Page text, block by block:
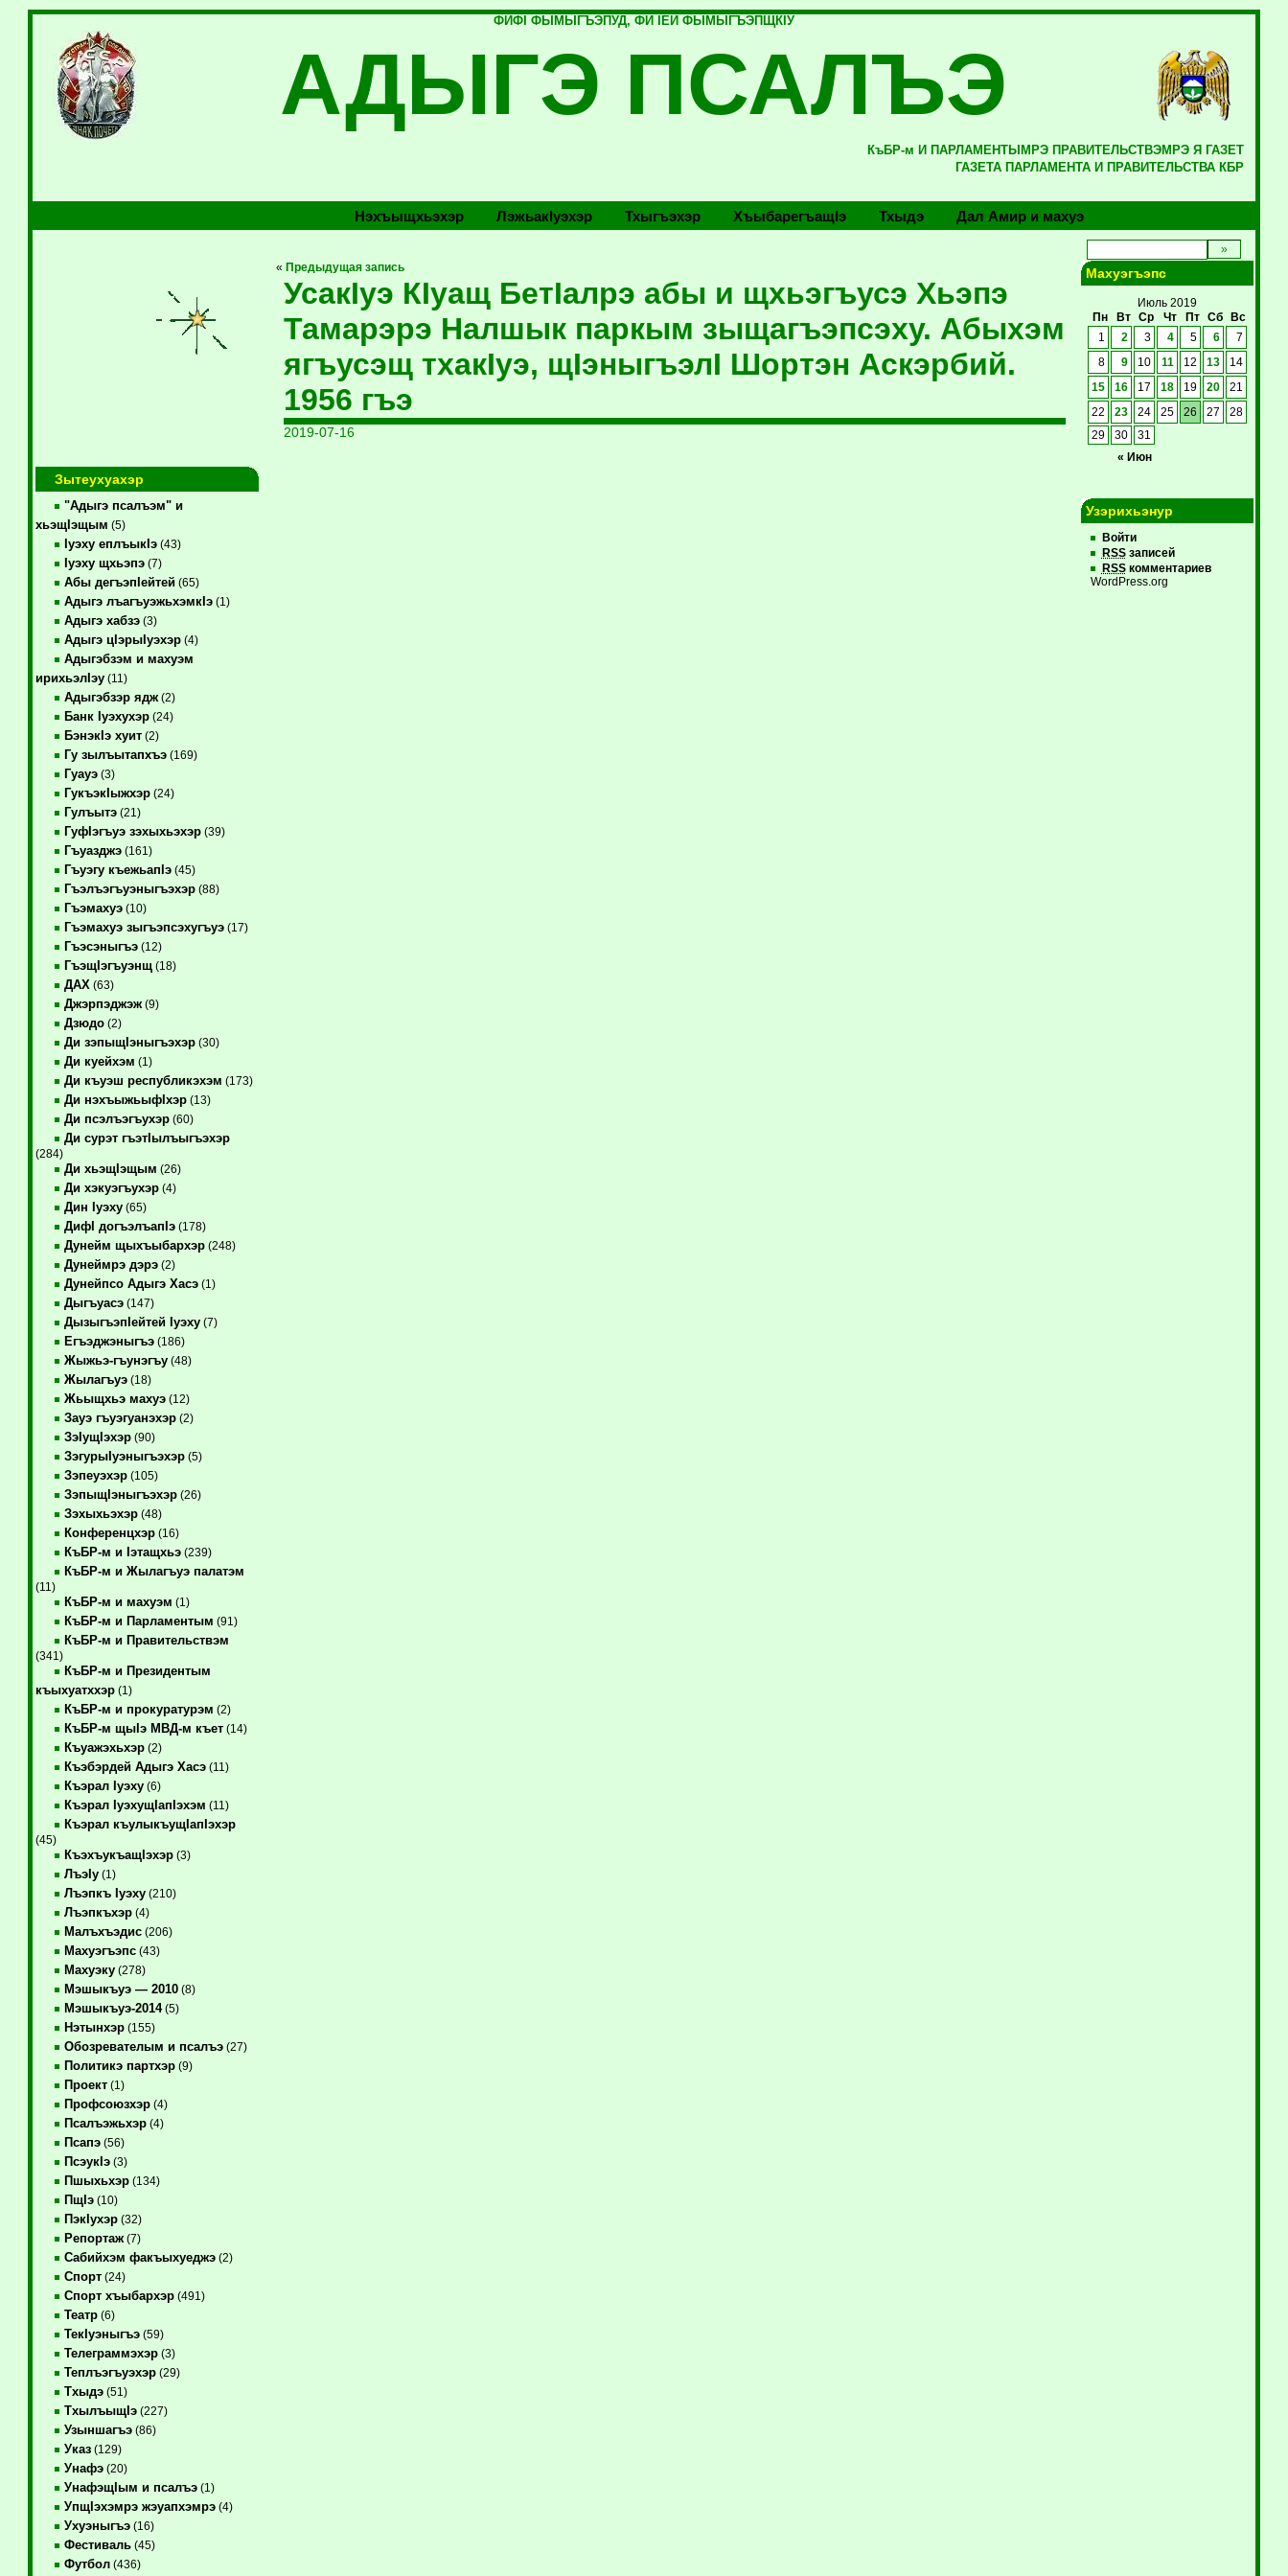
ФИФI ФЫМЫГЪЭПУД, ФИ IЕЙ ФЫМЫГЪЭПЩКIУ
АДЫГЭ ПСАЛЪЭ
КъБР-м И ПАРЛАМЕНТЫМРЭ ПРАВИТЕЛЬСТВЭМРЭ Я ГАЗЕТ
ГАЗЕТА ПАРЛАМЕНТА И ПРАВИТЕЛЬСТВА КБР
Нэхъыщхьэхэр Лэжьакlуэхэр Тхыгъэхэр Хъыбарегъащlэ Тхыдэ Дал Амир и махуэ
Зытеухуахэр
"Адыгэ псалъэм" и
хьэщIэщым (5)
Iуэху еплъыкIэ(43)
Iуэху щхьэпэ(7)
Абы дегъэпIейтей(65)
Адыгэ лъагъуэжьхэмкIэ(1)
Адыгэ хабзэ(3)
Адыгэ цIэрыIуэхэр(4)
Адыгэбзэм и махуэм
ирихьэлIэу(11)
Адыгэбзэр ядж(2)
Банк Iуэхухэр(24)
БэнэкIэ хуит(2)
Гу зылъытапхъэ(169)
Гуауэ(3)
ГукъэкIыжхэр(24)
Гулъытэ(21)
ГуфIэгъуэ зэхыхьэхэр(39)
Гъуазджэ(161)
Гъуэгу къежьапIэ(45)
Гъэлъэгъуэныгъэхэр(88)
Гъэмахуэ(10)
Гъэмахуэ зыгъэпсэхугъуэ(17)
Гъэсэныгъэ(12)
ГъэщIэгъуэнщ(18)
ДАХ (63)
Джэрпэджэж(9)
Дзюдо(2)
Ди зэпыщIэныгъэхэр(30)
Ди куейхэм (1)
Ди къуэш республикэхэм (173)
Ди нэхъыжьыфIхэр(13)
Ди псэлъэгъухэр(60)
Ди сурэт гъэтIылъыгъэхэр
(284)
Ди хьэщIэщым (26)
Ди хэкуэгъухэр(4)
Дин Iуэху(65)
ДифI догъэлъапIэ(178)
Дунейм щыхъыбархэр(248)
Дунеймрэ дэрэ(2)
Дунейпсо Адыгэ Хасэ(1)
Дыгъуасэ(147)
ДызыгъэпIейтей Iуэху(7)
Егъэджэныгъэ(186)
Жыжьэ-гъунэгъу(48)
Жылагъуэ(18)
Жьыщхьэ махуэ(12)
Зауэ гъуэгуанэхэр(2)
ЗэIущIэхэр(90)
ЗэгурыIуэныгъэхэр(5)
Зэпеуэхэр(105)
ЗэпыщIэныгъэхэр(26)
Зэхыхьэхэр(48)
Конференцхэр(16)
КъБР-м и Iэтащхьэ(239)
КъБР-м и Жылагъуэ палатэм
(11)
КъБР-м и махуэм (1)
КъБР-м и Парламентым (91)
КъБР-м и Правительствэм
(341)
КъБР-м и Президентым
къыхуатххэр(1)
КъБР-м и прокуратурэм (2)
КъБР-м щыIэ МВД-м къет(14)
Къуажэхьхэр(2)
Къэбэрдей Адыгэ Хасэ(11)
Къэрал Iуэху(6)
Къэрал IуэхущIапIэхэм (11)
Къэрал къулыкъущIапIэхэр
(45)
КъэхъукъащIэхэр(3)
ЛъэIу(1)
Лъэпкъ Iуэху(210)
Лъэпкъхэр(4)
Малъхъэдис(206)
Махуэгъэпс(43)
Махуэку(278)
Мэшыкъуэ — 2010(8)
Мэшыкъуэ-2014(5)
Нэтынхэр(155)
Обозревателым и псалъэ(27)
Политикэ партхэр(9)
Проект(1)
Профсоюзхэр(4)
Псалъэжьхэр(4)
Псапэ(56)
ПсэукIэ(3)
Пшыхьхэр(134)
ПщIэ(10)
ПэкIухэр(32)
Репортаж(7)
Сабийхэм факъыхуеджэ(2)
Спорт(24)
Спорт хъыбархэр(491)
Театр(6)
ТекIуэныгъэ(59)
Телеграммэхэр(3)
Теплъэгъуэхэр(29)
Тхыдэ(51)
ТхылъыщIэ(227)
Узыншагъэ(86)
Указ(129)
Унафэ(20)
УнафэщIым и псалъэ(1)
УпщIэхэмрэ жэуапхэмрэ(4)
Ухуэныгъэ(16)
Фестиваль(45)
Футбол(436)
« Предыдущая запись
УсакIуэ КIуащ БетIалрэ абы и щхьэгъусэ Хьэпэ
Тамарэрэ Налшык паркым зыщагъэпсэху. Абыхэм
ягъусэщ тхакIуэ, щIэныгъэлI Шортэн Аскэрбий.
1956 гъэ
2019-07-16
Махуэгъэпс
Июль 2019
Пн
Вт Ср Чт Пт Сб Вс
« Июн
1 2 3 4 5 6 7
8 9 10 11 12 13 14
15 16 17 18 19 20 21
22 23 24 25 26 27
28
29
30 31
Узэрихьэнур
Войти
RSSзаписей
RSSкомментариев
WordPress.org